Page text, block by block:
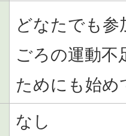
どなたでも
ごろの運動不
ためにも始め
なし